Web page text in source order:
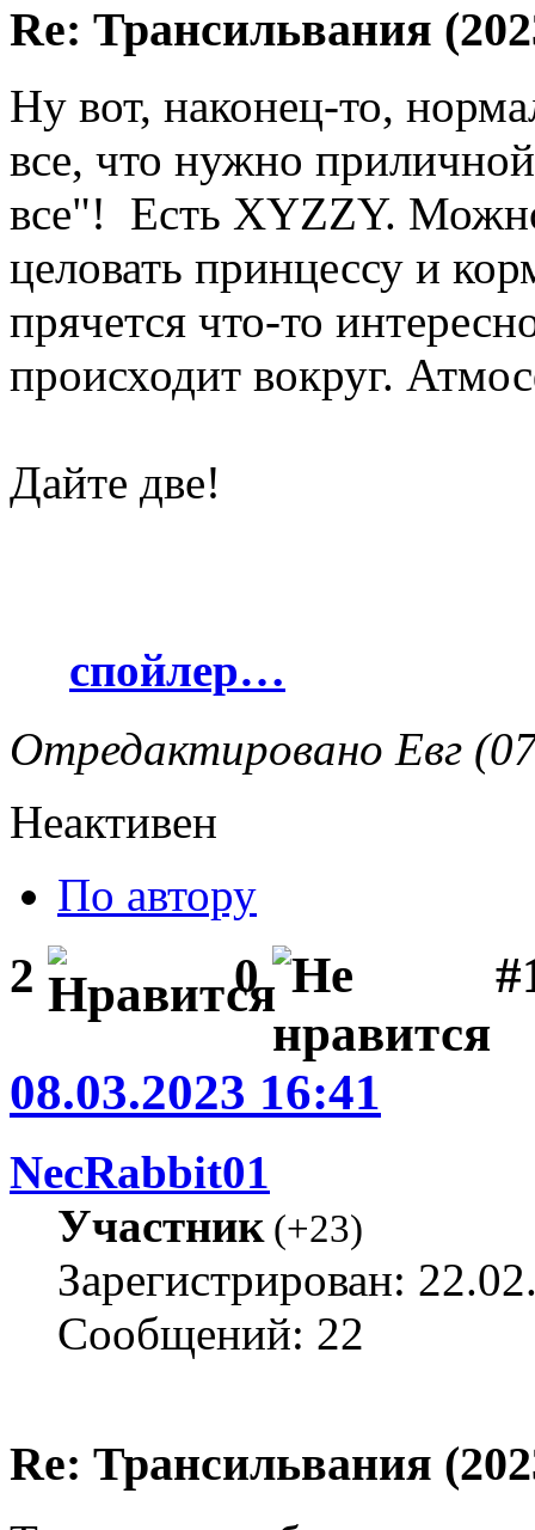
Re: Трансильвания
Ну вот, наконец-то,
все, что нужно
все"! Есть XYZZY.
целовать принцессу и
прячется что-то
происходит вокруг.
Дайте две!
спойлер…
Отредактировано Евг
Неактивен
По автору
2 0
08.03.2023 16:41
NecRabbit01
Участник(+23)
Зарегистрирован:
Сообщений: 22
Re: Трансильвания